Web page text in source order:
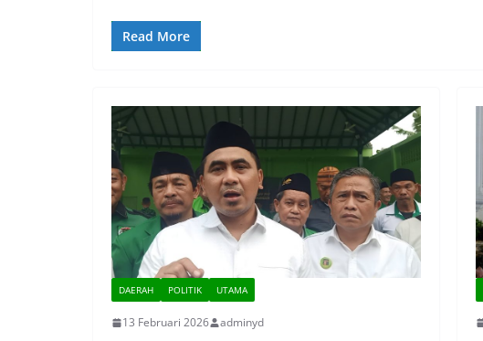
Read More
DAERAH POLITIK UTAMA
13 Februari 2026 adminyd